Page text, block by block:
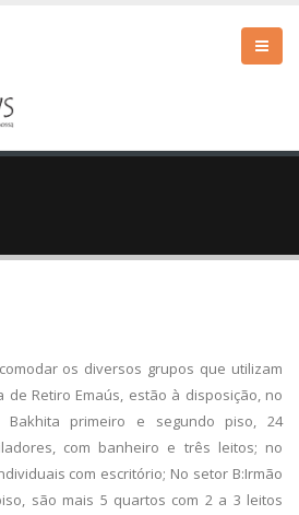
os diversos grupos que utilizam
de Retiro Emaús, estão à disposição, no
Bakhita primeiro e segundo piso, 24
com banheiro e três leitos; no
com escritório; No setor B:Irmão
são mais 5 quartos com 2 a 3 leitos